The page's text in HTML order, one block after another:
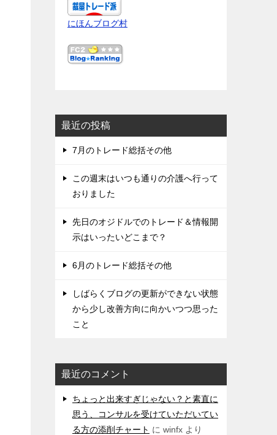
にほんブログ村
最近の投稿
7月のトレード総括その他
この週末はいつも通りの介護へ行って
おりました
先日のオジドルでのトレード＆情報開
示はいったいどこまで？
6月のトレード総括その他
しばらくブログの更新ができない状態
から少し改善方向に向かいつつ思った
こと
最近のコメント
ちょっと出来すぎじゃない？と素直に
思う、コンサルを受けていただいてい
る方の添削チャート に winfx より